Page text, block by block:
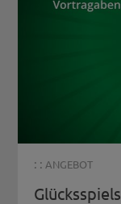
: : ANGEBOT
Glücksspiels